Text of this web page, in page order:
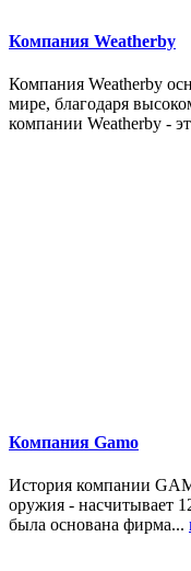
Компания Weatherby
Компания Weatherby
мире, благодаря
компании Weatherby -
Компания Gamo
История компании
оружия - насчитывает
была основана фирма...